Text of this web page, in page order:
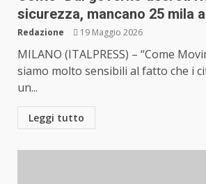
sicurezza, mancano 25 mila
Redazione 19 Maggio 2026
MILANO (ITALPRESS) – “Come
siamo molto sensibili al fatto che i
un...
Leggi tutto